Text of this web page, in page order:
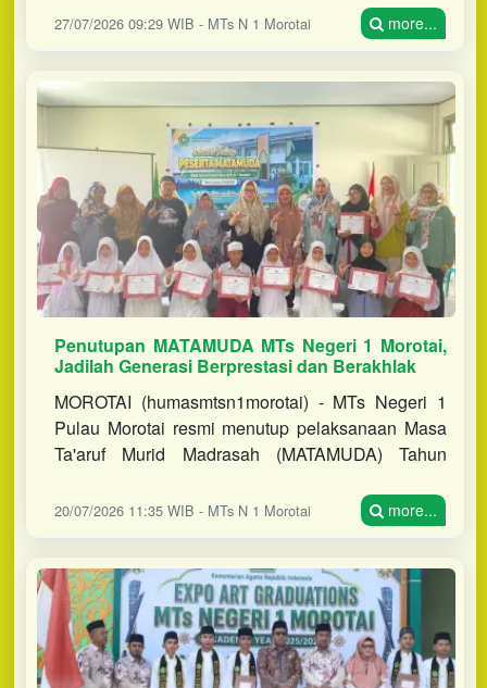
Museum Perang Dunia II di Desa Totod
27/07/2026 09:29 WIB - MTs N 1 Morotai more...
Penutupan MATAMUDA MTs Negeri 1 Morotai,
Jadilah Generasi Berprestasi dan Berakhlak
MOROTAI (humasmtsn1morotai) - MTs Negeri 1
Pulau Morotai resmi menutup pelaksanaan Masa
Ta'aruf Murid Madrasah (MATAMUDA) Tahun
yang berlangsung selama lima
20/07/2026 11:35 WIB - MTs N 1 Morotai more...